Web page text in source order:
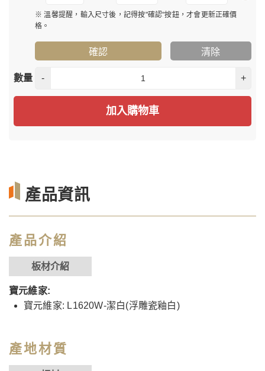
※ 溫馨提醒，輸入尺寸後，記得按"確認"按鈕，才會更新正確價
格。
確認 清除
數量 - +
加入購物車
產品資訊
產品介紹
板材介紹
寶元維家:
寶元維家: L1620W-潔白(浮雕瓷釉白)
產地材質